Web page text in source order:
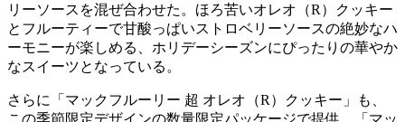
リーソースを混ぜ合わせた。ほろ苦いオレオ（R）クッキー
とフルーティーで甘酸っぱいストロベリーソースの絶妙なハ
ーモニーが楽しめる、ホリデーシーズンにぴったりの華やか
なスイーツとなっている。
さらに「マックフルーリー 超 オレオ（R）クッキー」も、
この季節限定デザインの数量限定パッケージで提供。「マッ